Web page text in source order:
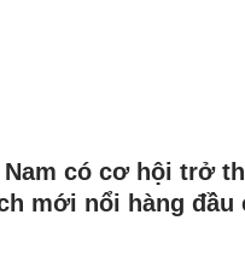
Nam có cơ hội trở
mới nổi hàng đầu